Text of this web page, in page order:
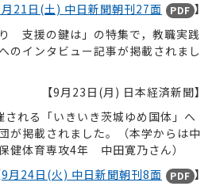
21日(土) 中日新聞朝刊27面 PDF 】
り 支援の鍵は」の特集で，教職実践
インタビュー記事が掲載されまし
【9月23日(月) 日本経済新聞】
れる「いきいき茨城ゆめ国体」へ
が掲載されました。（本学からは中
健体育専攻4年 中田寛乃さん）
9月24日(火) 中日新聞朝刊8面 PDF 】